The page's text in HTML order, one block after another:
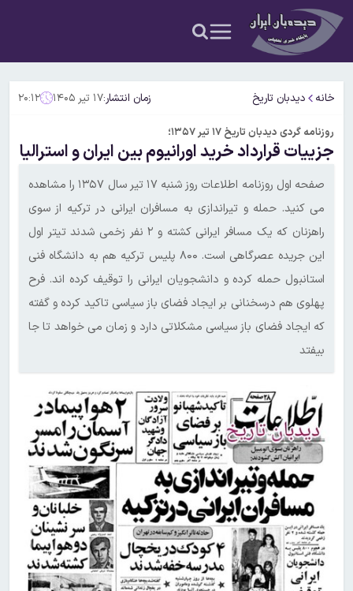
خانه دیدبان تاریخ زمان انتشار:۱۷ تیر ۱۴۰۵ ۲۰:۱۲
روزنامه گردی دیدبان تاریخ ۱۷ تیر ۱۳۵۷؛
جزییات قرارداد خرید اورانیوم بین ایران و استرالیا
صفحه اول روزنامه اطلاعات روز شنبه ۱۷ تیر سال ۱۳۵۷ را مشاهده
می کنید. حمله و تیراندازی به مسافران ایرانی در ترکیه از سوی
راهزنان که یک مسافر ایرانی کشته و ۲ نفر زخمی شدند تیتر اول
این جریده عصرگاهی است. ۸۰۰ پلیس ترکیه هم به دانشگاه فنی
استانبول حمله کرده و دانشجویان ایرانی را توقیف کرده اند. فرح
پهلوی هم درسخنانی بر ایجاد فضای باز سیاسی تاکید کرده و گفته
که ایجاد فضای باز سیاسی مشکلاتی دارد و زمان می خواهد تا جا
بیفتد